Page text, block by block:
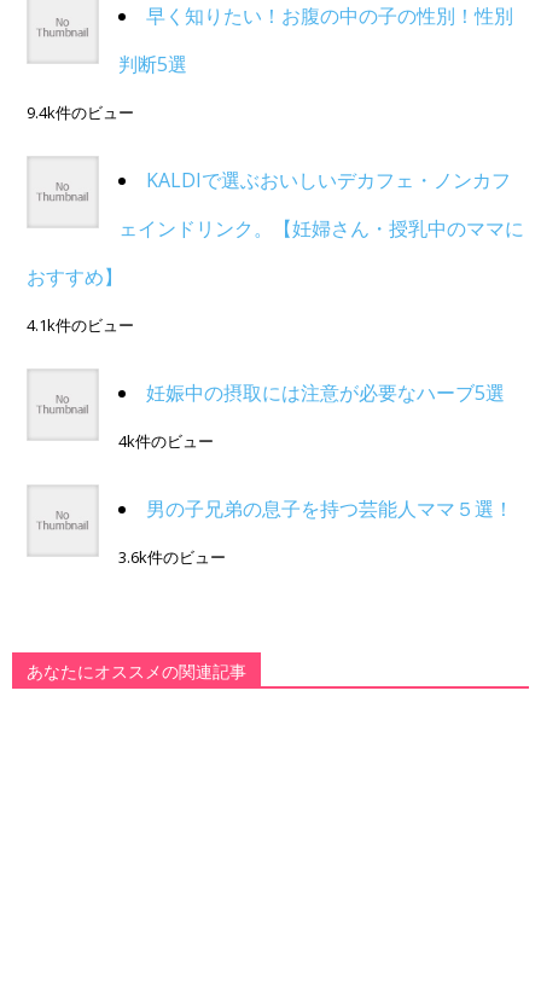
早く知りたい！お腹の中の子の性別！性別
判断5選
9.4k件のビュー
KALDIで選ぶおいしいデカフェ・ノンカフ
ェインドリンク。【妊婦さん・授乳中のママに
おすすめ】
4.1k件のビュー
妊娠中の摂取には注意が必要なハーブ5選
4k件のビュー
男の子兄弟の息子を持つ芸能人ママ５選！
3.6k件のビュー
あなたにオススメの関連記事